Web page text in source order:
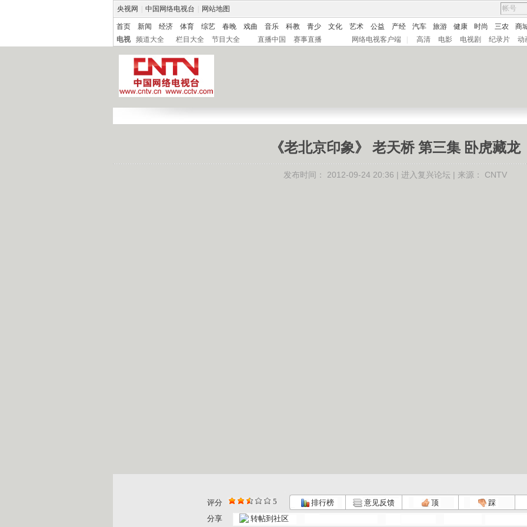
央视网 中国网络电视台 网站地图
首页 新闻 经济 体育 综艺 春晚 戏曲 音乐 科教 青少 文化 艺术 公益 产经 汽车 旅游 健康 时尚 三农
商
电视
频道大全 栏目大全 节目大全 直播中国 赛事直播 网络电视客户端 高清 电影 电视剧 纪录片 动
《老北京印象》 老天桥 第三集 卧虎藏龙
发布时间： 2012-09-24 20:36 | 进入复兴论坛 | 来源： CNTV
评分 5 排行榜 意见反馈 顶
踩
分享
转帖到社区